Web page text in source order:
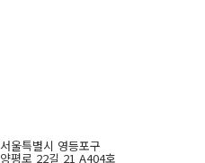
서울특별시 영등포구
양평로 22길 21 A404호